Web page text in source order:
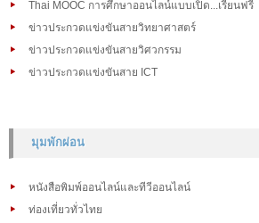
Thai MOOC การศึกษาออนไลน์แบบเปิด...เรียนฟรี
ข่าวประกวดแข่งขันสายวิทยาศาสตร์
ข่าวประกวดแข่งขันสายวิศวกรรม
ข่าวประกวดแข่งขันสาย ICT
มุมพักผ่อน
หนังสือพิมพ์ออนไลน์และทีวีออนไลน์
ท่องเที่ยวทั่วไทย